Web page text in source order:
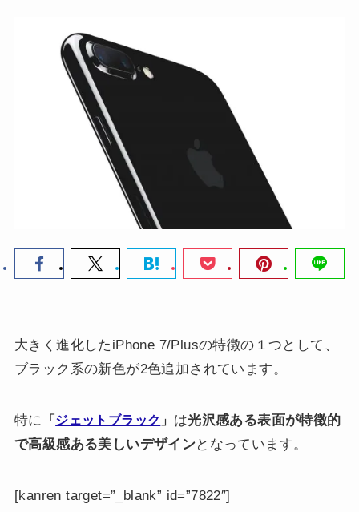
大きく進化したiPhone 7/Plusの特徴の１つとして、
ブラック系の新色が2色追加されています。
特に 「 ジェットブラック 」 は光沢感ある表面が特徴的
で高級感ある美しいデザインとなっています。
[kanren target=”_blank” id=”7822″]